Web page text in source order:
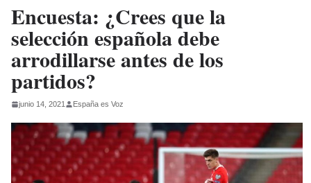
Encuesta: ¿Crees que la
selección española debe
arrodillarse antes de los
partidos?
junio 14, 2021 España es Voz